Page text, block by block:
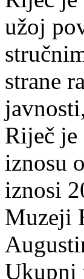
užoj
strane
Riječ
iznosu
iznosi
Muzeji
Ukupni